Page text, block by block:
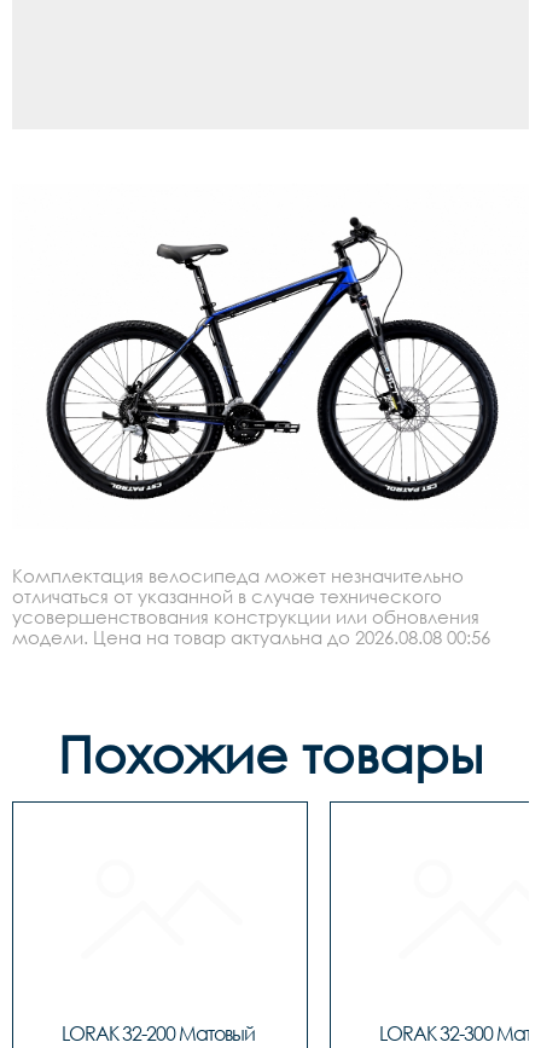
Комплектация велосипеда может незначительно
отличаться от указанной в случае технического
усовершенствования конструкции или обновления
модели. Цена на товар актуальна до 2026.08.08 00:56
Похожие товары
LORAK 32-200 Матовый
LORAK 32-300